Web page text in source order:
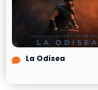
La Odisea